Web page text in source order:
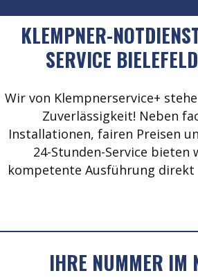
KLEMPNER-
SERVICE
Wir von Klempnerservice+
Zuverlässigkeit! Neben
Installationen, fairen Preisen
24-Stunden-Service bieten
kompetente Ausführung direkt
IHRE NUMMER IM